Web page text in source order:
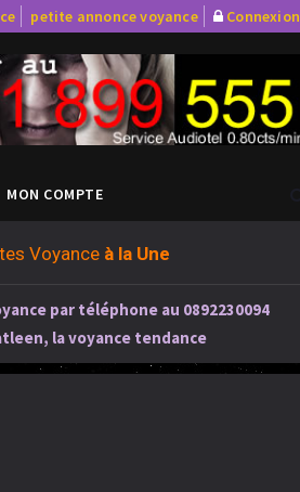
petite annonce voyance Connexion
MON COMPTE
Voyance à la Une
par téléphone au 0892230094
la voyance tendance